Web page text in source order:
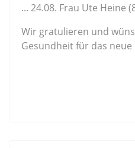
... 24.08. Frau Ute Heine
Wir gratulieren und
Gesundheit für das neue